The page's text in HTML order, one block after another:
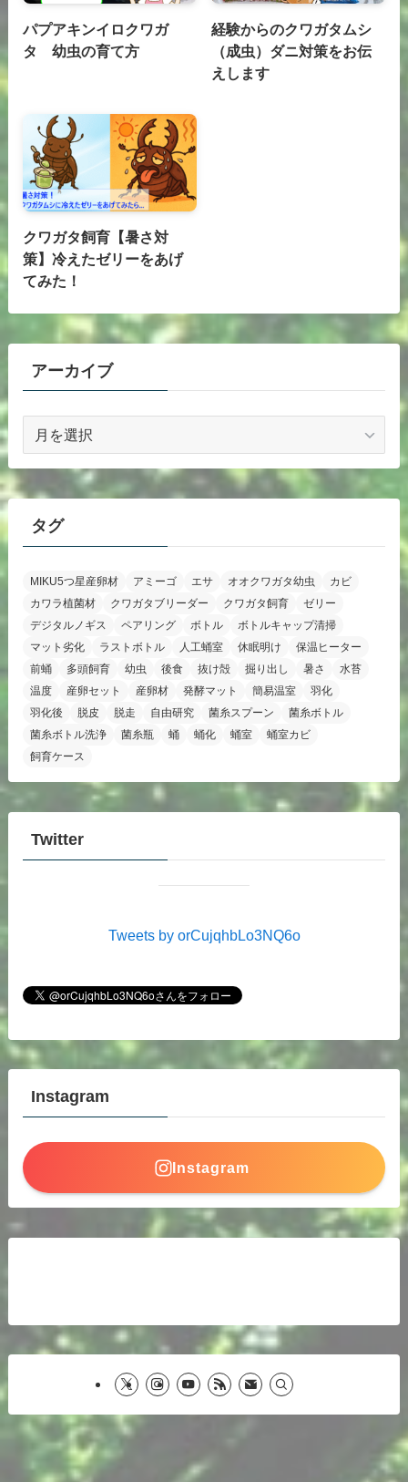
パプアキンイロクワガ
タ 幼虫の育て方
経験からのクワガタムシ
（成虫）ダニ対策をお伝
えします
クワガタ飼育【暑さ対
策】冷えたゼリーをあげ
てみた！
アーカイブ
カ
イ
タグ
MIKU5つ星産卵材 アミーゴ エサ オオクワガタ幼虫
カビ
カワラ植菌材
クワガタブリーダー クワガタ飼育
ゼリー
デジタルノギス
ペアリング ボトル
ボトルキャップ清掃
マット劣化
ラストボトル 人工蛹室 休眠明け
保温ヒーター
前蛹
多頭飼育 幼虫 後食 抜け殻 掘り出し 暑さ
水苔
温度
産卵セット 産卵材 発酵マット 簡易温室
羽化
羽化後
脱皮 脱走 自由研究 菌糸スプーン
菌糸ボトル
菌糸ボトル洗浄
菌糸瓶 蛹 蛹化 蛹室
蛹室カビ
飼育ケース
Twitter
Tweets by orCujqhbLo3NQ6o
Instagram
Instagram